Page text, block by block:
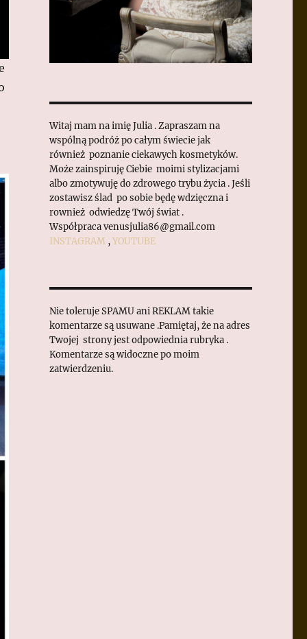
Witaj mam na imię Julia . Zapraszam na
wspólną podróż po całym świecie jak
również poznanie ciekawych kosmetyków.
Może zainspiruję Ciebie moimi stylizacjami
albo zmotywuję do zdrowego trybu życia . Jeśli
zostawisz ślad po sobie będę wdzięczna i
rownież odwiedzę Twój świat .
Współpraca venusjulia86@gmail.com
INSTAGRAM,YOUTUBE
Nie toleruje SPAMU ani REKLAM takie
komentarze są usuwane .Pamiętaj, że na adres
Twojej strony jest odpowiednia rubryka .
Komentarze są widoczne po moim
zatwierdzeniu.